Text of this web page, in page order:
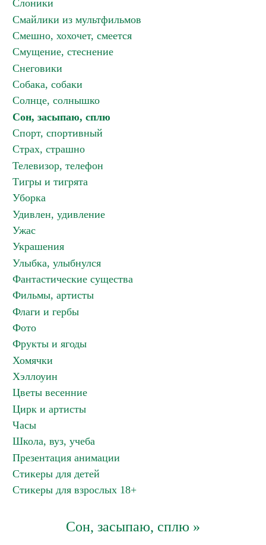
Слоники
Смайлики из мультфильмов
Смешно, хохочет, смеется
Смущение, стеснение
Снеговики
Собака, собаки
Солнце, солнышко
Сон, засыпаю, сплю
Спорт, спортивный
Страх, страшно
Телевизор, телефон
Тигры и тигрята
Уборка
Удивлен, удивление
Ужас
Украшения
Улыбка, улыбнулся
Фантастические существа
Фильмы, артисты
Флаги и гербы
Фото
Фрукты и ягоды
Хомячки
Хэллоуин
Цветы весенние
Цирк и артисты
Часы
Школа, вуз, учеба
Презентация анимации
Стикеры для детей
Стикеры для взрослых 18+
Сон, засыпаю, сплю »